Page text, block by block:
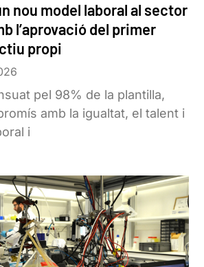
nou model laboral al sector
l’aprovació del primer
propi
pel 98% de la plantilla,
amb la igualtat, el talent i
i